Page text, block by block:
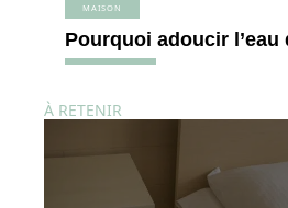
MAISON
Pourquoi adoucir l’eau
À RETENIR